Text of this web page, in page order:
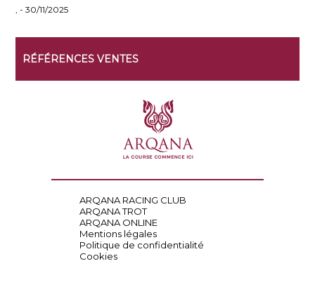
, - 30/11/2025
RÉFÉRENCES VENTES
ARQANA RACING CLUB
ARQANA TROT
ARQANA ONLINE
Mentions légales
Politique de confidentialité
Cookies